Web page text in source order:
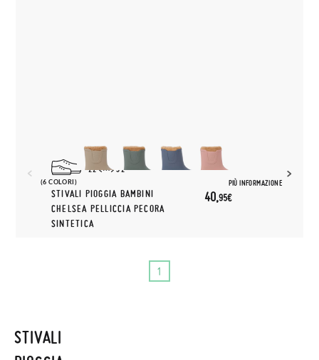
(6 COLORI) PIÙ INFORMAZIONE
22 32
STIVALI PIOGGIA BAMBINI
CHELSEA PELLICCIA PECORA
SINTETICA
40,95€
1
STIVALI